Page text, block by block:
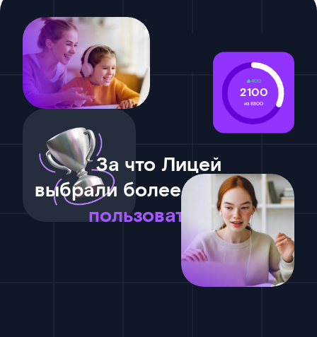
За что Лицей
выбрали более 365 тысяч
пользователей
400
2100
из 8800